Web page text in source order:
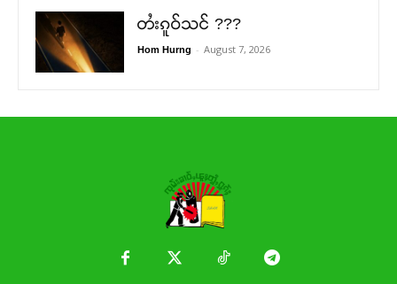
တႆးၵူဝ်သင် ???
Hom Hurng - August 7, 2026